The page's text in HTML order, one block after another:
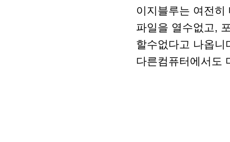
이지블루는 여전
파일을 열수없고,
할수없다고 나옵니
다른컴퓨터에서도